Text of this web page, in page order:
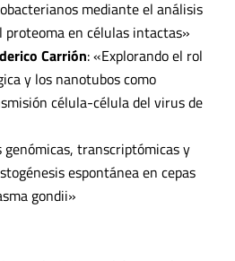
mediante el análisis
en células intactas»
Carrión: «Explorando el rol
y los nanotubos como
célula-célula del virus de
genómicas, transcriptómicas y
espontánea en cepas
gondii»